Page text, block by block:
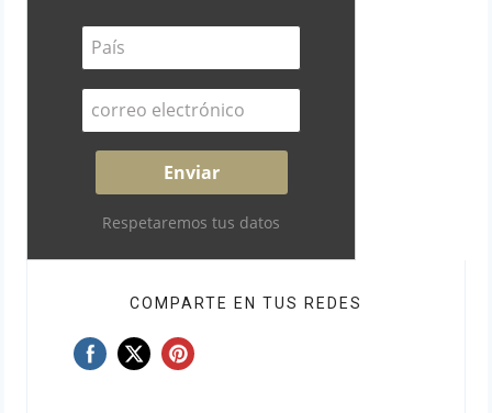
Respetaremos tus datos
COMPARTE EN TUS REDES